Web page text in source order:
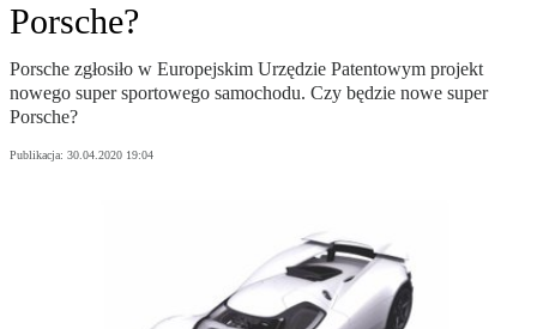
Porsche?
Porsche zgłosiło w Europejskim Urzędzie Patentowym projekt
nowego super sportowego samochodu. Czy będzie nowe super
Porsche?
Publikacja: 30.04.2020 19:04